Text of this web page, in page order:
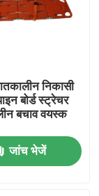
निकासी
बोर्ड स्ट्रेचर
बचाव वयस्क
जांच भेजें